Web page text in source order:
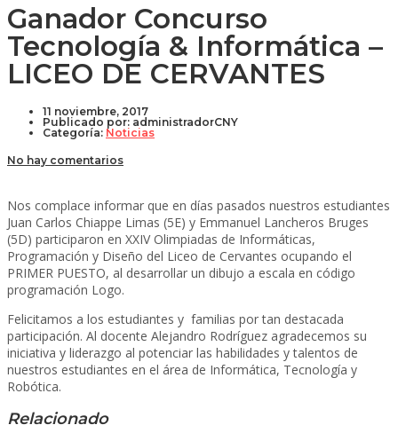
Ganador Concurso
Tecnología & Informática –
LICEO DE CERVANTES
11 noviembre, 2017
Publicado por: administradorCNY
Categoría: Noticias
No hay comentarios
Nos complace informar que en días pasados nuestros estudiantes
Juan Carlos Chiappe Limas (5E) y Emmanuel Lancheros Bruges
(5D) participaron en XXIV Olimpiadas de Informáticas,
Programación y Diseño del Liceo de Cervantes ocupando el
PRIMER PUESTO, al desarrollar un dibujo a escala en código
programación Logo.
Felicitamos a los estudiantes y familias por tan destacada
participación. Al docente Alejandro Rodríguez agradecemos su
iniciativa y liderazgo al potenciar las habilidades y talentos de
nuestros estudiantes en el área de Informática, Tecnología y
Robótica.
Relacionado